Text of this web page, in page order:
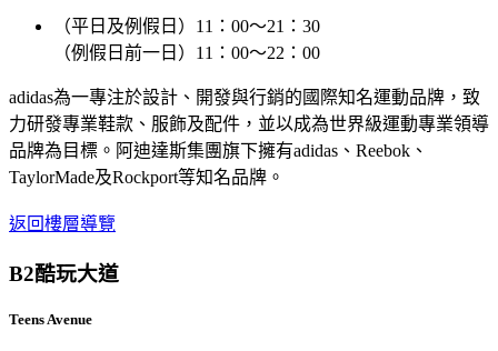
（平日及例假日）11：00～21：30
（例假日前一日）11：00～22：00
adidas為一專注於設計、開發與行銷的國際知名運動品牌，致
力研發專業鞋款、服飾及配件，並以成為世界級運動專業領導
品牌為目標。阿迪達斯集團旗下擁有adidas、Reebok、
TaylorMade及Rockport等知名品牌。
返回樓層導覽
B2酷玩大道
Teens Avenue